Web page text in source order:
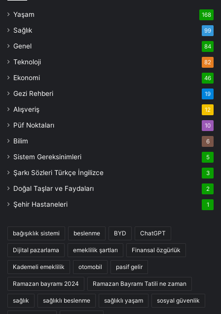
Yaşam 168
Sağlık 99
Genel 84
Teknoloji 82
Ekonomi 46
Gezi Rehberi 19
Alışveriş 12
Püf Noktaları 10
Bilim 6
Sistem Gereksinimleri 5
Şarkı Sözleri Türkçe İngilizce 3
Doğal Taşlar ve Faydaları 2
Şehir Hastaneleri 1
bağışıklık sistemi beslenme BYD ChatGPT
Dijital pazarlama emeklilik şartları Finansal özgürlük
Kademeli emeklilik otomobil pasif gelir
Ramazan bayramı 2024 Ramazan Bayramı Tatili ne zaman
sağlık sağlıklı beslenme sağlıklı yaşam sosyal güvenlik